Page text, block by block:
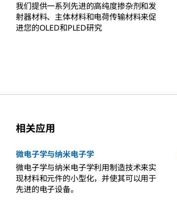
我们提供一系列先进的高纯度掺杂剂和发
射器材料、主体材料和电荷传输材料来促
进您的OLED和PLED研究
相关应用
微电子学与纳米电子学
微电子学与纳米电子学利用制造技术来实
现材料和元件的小型化，并使其可以用于
先进的电子设备。